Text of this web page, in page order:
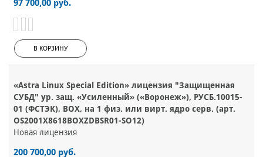
97 700,00 руб.
В КОРЗИНУ
«Astra Linux Special Edition» лицензия "Защищенная
СУБД" ур. защ. «Усиленный» («Воронеж»), РУСБ.10015-
01 (ФСТЭК), BOX, на 1 физ. или вирт. ядро серв. (арт.
OS2001X8618BOXZDBSR01-SO12)
Новая лицензия
200 700,00 руб.